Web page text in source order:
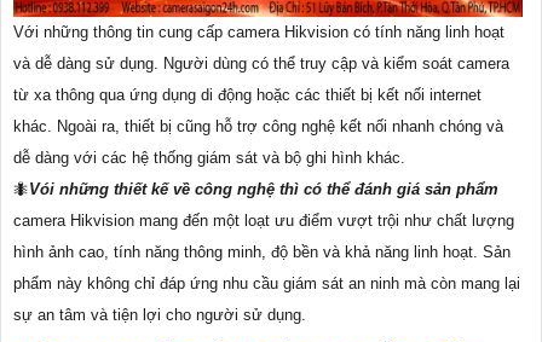
Với những thông tin cung cấp camera Hikvision có tính năng linh hoạt
và dễ dàng sử dụng. Người dùng có thể truy cập và kiểm soát camera
từ xa thông qua ứng dụng di động hoặc các thiết bị kết nối internet
khác. Ngoài ra, thiết bị cũng hỗ trợ công nghệ kết nối nhanh chóng và
dễ dàng với các hệ thống giám sát và bộ ghi hình khác.
🐜Vói những thiết kế về công nghệ thì có thể đánh giá sản phẩm
camera Hikvision mang đến một loạt ưu điểm vượt trội như chất lượng
hình ảnh cao, tính năng thông minh, độ bền và khả năng linh hoạt. Sản
phẩm này không chỉ đáp ứng nhu cầu giám sát an ninh mà còn mang lại
sự an tâm và tiện lợi cho người sử dụng.